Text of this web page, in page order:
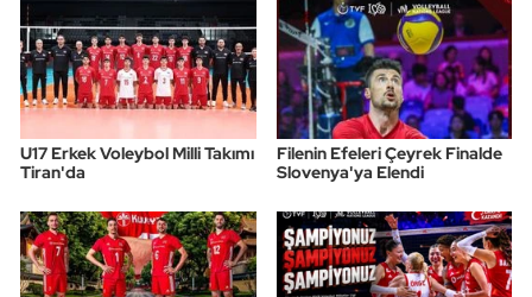
U17 Erkek Voleybol Milli Takımı
Tiran'da
Filenin Efeleri Çeyrek Finalde
Slovenya'ya Elendi
Tekvando
Tenis
Triatlon
Vücut Geliştirme Fitness